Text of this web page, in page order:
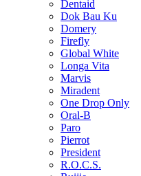
Dentaid
Dok Bau Ku
Domery
Firefly
Global White
Longa Vita
Marvis
Miradent
One Drop Only
Oral-B
Paro
Pierrot
President
R.O.C.S.